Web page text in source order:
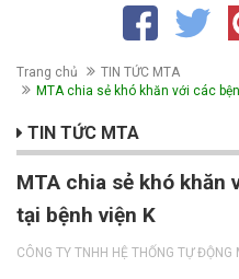
Trang chủ
TIN TỨC MTA
MTA chia sẻ khó khăn với các
TIN TỨC MTA
MTA chia sẻ khó khăn
tại bệnh viện K
CÔNG TY TNHH HỆ THỐNG TỰ ĐỘNG